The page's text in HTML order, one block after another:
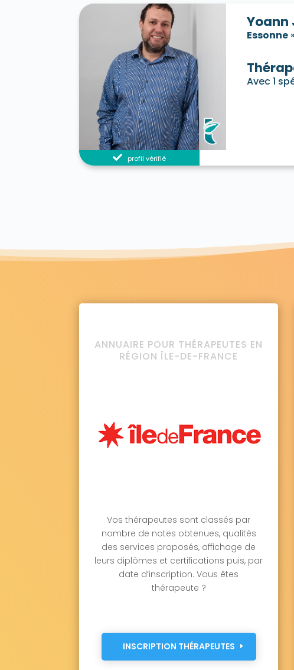
profil vérifié
Yoann
Essonne »
Avec 1
ANNUAIRE POUR THÉRAPEUTES EN
RÉGION ÎLE-DE-FRANCE
Vos thérapeutes sont classés par
nombre de notes obtenues, qualités
des services proposés, affichage de
leurs diplômes et certifications puis, par
date d’inscription. Vous êtes
thérapeute ?
INSCRIPTION THÉRAPEUTES